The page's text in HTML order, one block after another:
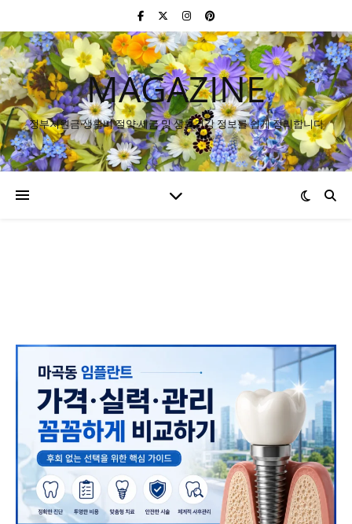
MAGAZINE
정부지원금·생활비 절약·세금 및 생활건강 정보를 쉽게 정리합니다